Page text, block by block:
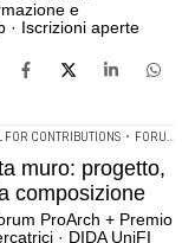
e
· Iscrizioni aperte
FOR CONTRIBUTIONS • FORUM PROARCH
muro: progetto,
composizione
ProArch + Premio
· DIDA UniFI